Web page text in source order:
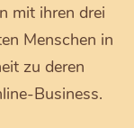
mit ihren drei
Menschen in
zu deren
Business.